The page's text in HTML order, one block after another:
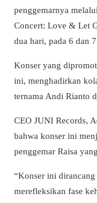
penggemarnya
Concert: Love & Let
dua hari, pada 6 dan
Konser yang
ini, menghadirkan
ternama Andi Rianto
CEO JUNI Records,
bahwa konser ini
penggemar Raisa
“Konser ini
merefleksikan fase